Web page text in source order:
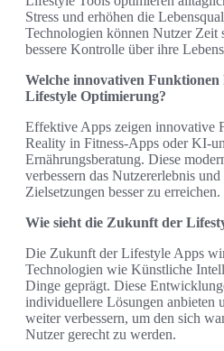
Stress und erhöhen die
Technologien können Nutzer Zeit
bessere Kontrolle über ihre
Welche innovativen
Lifestyle Optimierung?
Effektive Apps zeigen innovative
Reality in Fitness-Apps oder KI-
Ernährungsberatung. Diese
verbessern das Nutzererlebnis
Zielsetzungen besser zu erreichen.
Wie sieht die Zukunft der
Die Zukunft der Lifestyle Apps
Technologien wie Künstliche
Dinge geprägt. Diese
individuellere Lösungen anbieten
weiter verbessern, um den sich
Nutzer gerecht zu werden.